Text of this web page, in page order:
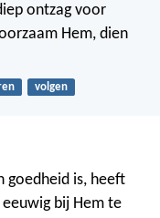
ontzag voor
Hem, dien
volgen
goedheid is, heeft
bij Hem te